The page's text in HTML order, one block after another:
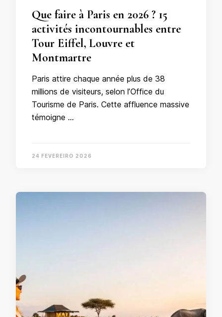
Que faire à Paris en 2026 ? 15
activités incontournables entre
Tour Eiffel, Louvre et
Montmartre
Paris attire chaque année plus de 38
millions de visiteurs, selon l’Office du
Tourisme de Paris. Cette affluence massive
témoigne …
24 FEVEREIRO 2026